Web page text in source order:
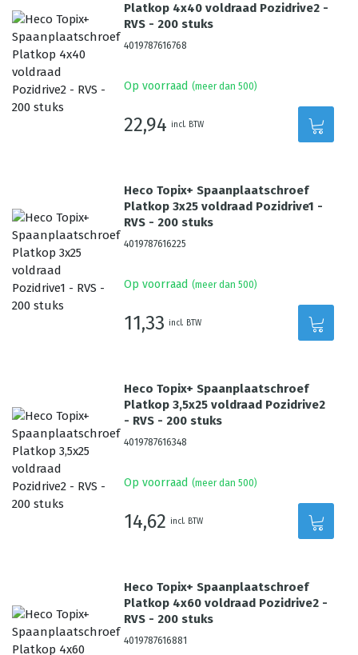
Platkop 4x40 voldraad Pozidrive2 -
RVS - 200 stuks
4019787616768
Op voorraad (meer dan 500)
22,94 incl. BTW
Heco Topix+ Spaanplaatschroef
Platkop 3x25 voldraad Pozidrive1 -
RVS - 200 stuks
4019787616225
Op voorraad (meer dan 500)
11,33 incl. BTW
Heco Topix+ Spaanplaatschroef
Platkop 3,5x25 voldraad Pozidrive2
- RVS - 200 stuks
4019787616348
Op voorraad (meer dan 500)
14,62 incl. BTW
Heco Topix+ Spaanplaatschroef
Platkop 4x60 voldraad Pozidrive2 -
RVS - 200 stuks
4019787616881